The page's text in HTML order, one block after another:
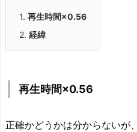
1. 再生時間×0.56
2. 経緯
再生時間×0.56
正確かどうかは分からないが